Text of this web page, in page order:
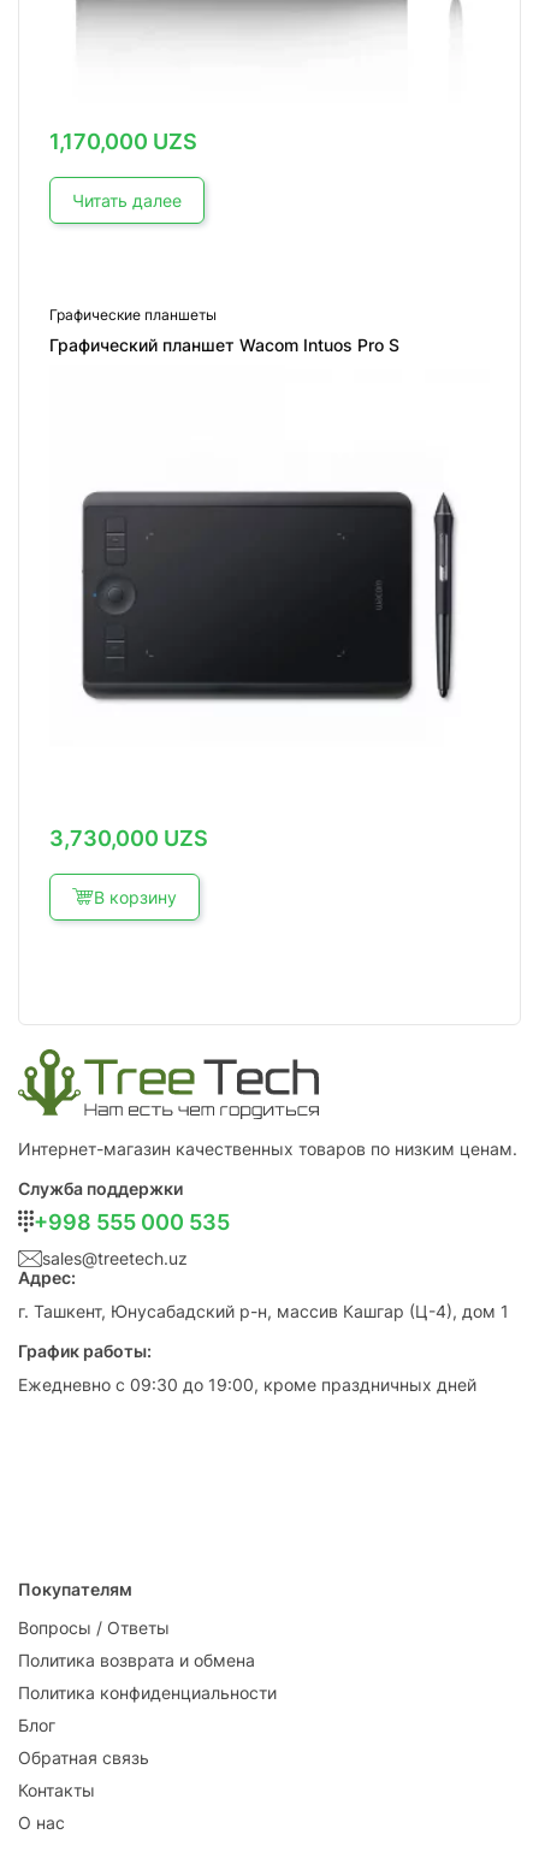
1,170,000 UZS
Читать далее
Графические планшеты
Графический планшет Wacom Intuos Pro S
3,730,000 UZS
В корзину
Интернет-магазин качественных товаров по низким ценам.
Служба поддержки
+998 555 000 535
sales@treetech.uz
Адрес:
г. Ташкент, Юнусабадский р-н, массив Кашгар (Ц-4), дом 1
График работы:
Ежедневно с 09:30 до 19:00, кроме праздничных дней
Покупателям
Вопросы / Ответы
Политика возврата и обмена
Политика конфиденциальности
Блог
Обратная связь
Контакты
О нас